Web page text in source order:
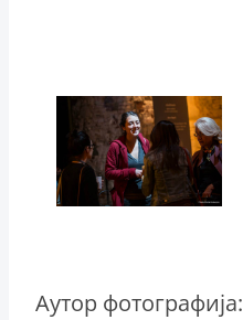
Аутор фотографија: